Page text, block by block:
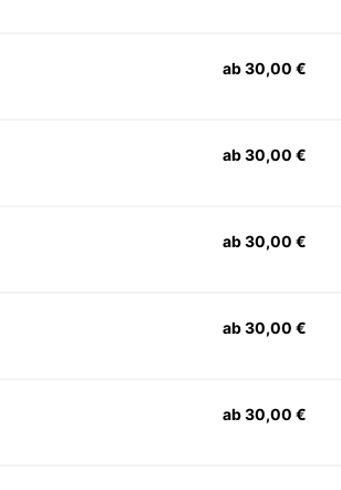
ab 30,00 €
ab 30,00 €
ab 30,00 €
ab 30,00 €
ab 30,00 €